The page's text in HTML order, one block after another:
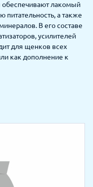
обеспечивают лакомый
питательность, а также
В его составе
усилителей
для щенков всех
как дополнение к